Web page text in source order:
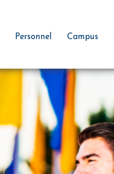
Personnel Campus